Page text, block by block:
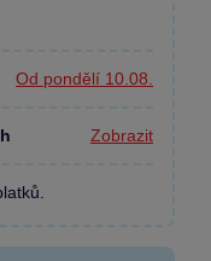
Od pondělí 10.08.
Zobrazit